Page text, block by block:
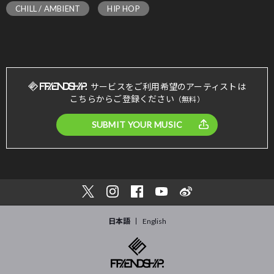
CHILL / AMBIENT HIP HOP
サービスをご利用希望のアーティストは
こちらからご登録ください （無料）
SUBMIT YOUR MUSIC
日本語 English